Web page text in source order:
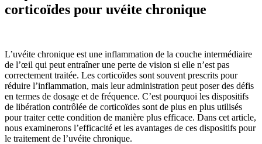
corticoïdes pour uvéite chronique
L’uvéite chronique est une inflammation de la couche intermédiaire
de l’œil qui peut entraîner une perte de vision si elle n’est pas
correctement traitée. Les corticoïdes sont souvent prescrits pour
réduire l’inflammation, mais leur administration peut poser des défis
en termes de dosage et de fréquence. C’est pourquoi les dispositifs
de libération contrôlée de corticoïdes sont de plus en plus utilisés
pour traiter cette condition de manière plus efficace. Dans cet article,
nous examinerons l’efficacité et les avantages de ces dispositifs pour
le traitement de l’uvéite chronique.